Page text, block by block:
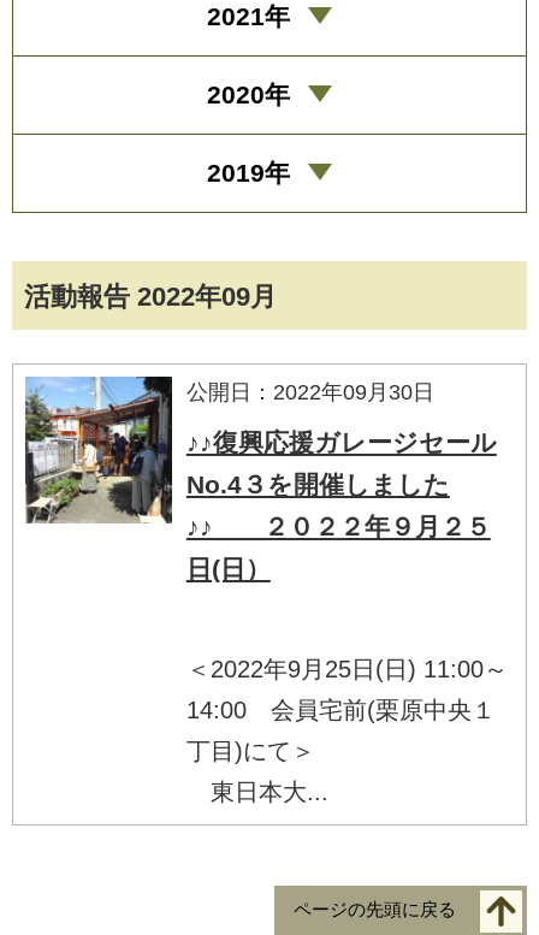
活動報告 2022年09月
公開日：2022年09月30日
♪♪復興応援ガレージセール
No.4３を開催しました
♪♪ ２０２２年９月２５
日(日）
＜2022年9月25日(日) 11:00～
14:00 会員宅前(栗原中央１
丁目)にて＞
東日本大...
2021年
2020年
2019年
ページの先頭に戻る